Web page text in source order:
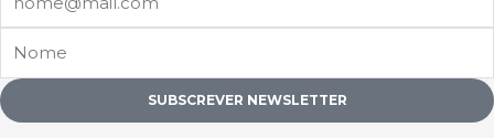
SUBSCREVER NEWSLETTER